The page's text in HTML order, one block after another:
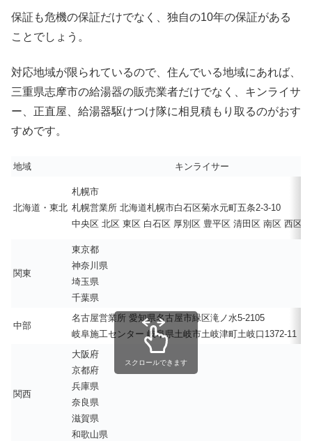
保証も危機の保証だけでなく、独自の10年の保証がある
ことでしょう。
対応地域が限られているので、住んでいる地域にあれば、
三重県志摩市の給湯器の販売業者だけでなく、キンライサ
ー、正直屋、給湯器駆けつけ隊に相見積もり取るのがおす
すめです。
地域 キンライサー
北海道・東北
札幌市
札幌営業所 北海道札幌市白石区菊水元町五条2-3-10
中央区 北区 東区 白石区 厚別区 豊平区 清田区 南区 西区
関東
東京都
神奈川県
埼玉県
千葉県
中部
名古屋営業所 愛知県名古屋市緑区滝ノ水5-2105
岐阜施工センター 岐阜県土岐市土岐津町土岐口1372-11
関西
大阪府
京都府
兵庫県
奈良県
滋賀県
和歌山県
スクロールできます